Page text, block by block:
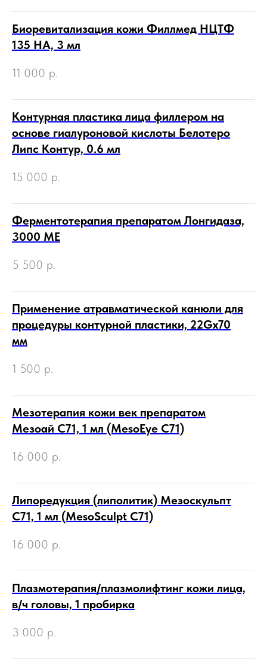
Биоревитализация кожи Филлмед НЦТФ
135 НА, 3 мл
11 000 р.
Контурная пластика лица филлером на
основе гиалуроновой кислоты Белотеро
Липс Контур, 0.6 мл
15 000 р.
Ферментотерапия препаратом Лонгидаза,
3000 МЕ
5 500 р.
Применение атравматической канюли для
процедуры контурной пластики, 22Gх70
мм
1 500 р.
Мезотерапия кожи век препаратом
Мезоай С71, 1 мл (MesoEye C71)
16 000 р.
Липоредукция (липолитик) Мезоскульпт
С71, 1 мл (MesoSculpt C71)
16 000 р.
Плазмотерапия/плазмолифтинг кожи лица,
в/ч головы, 1 пробирка
3 000 р.